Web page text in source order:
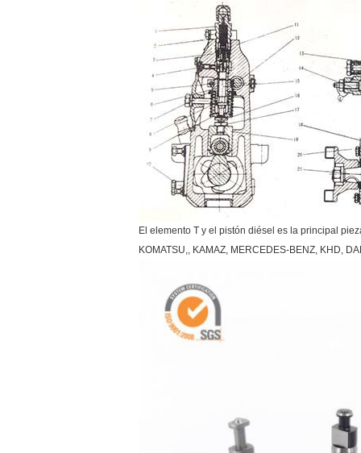
El elemento T y el pistón diésel es la principal
KOMATSU,, KAMAZ, MERCEDES-BENZ, KHD,